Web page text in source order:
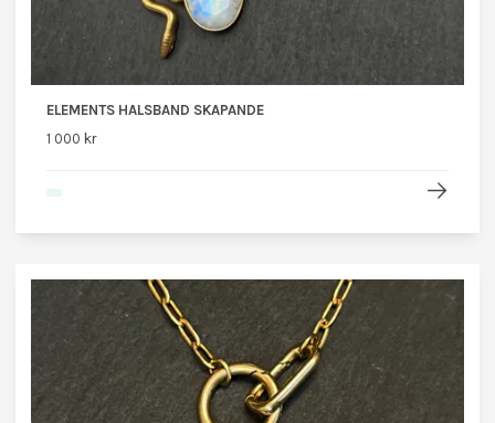
ELEMENTS HALSBAND SKAPANDE
1 000 kr